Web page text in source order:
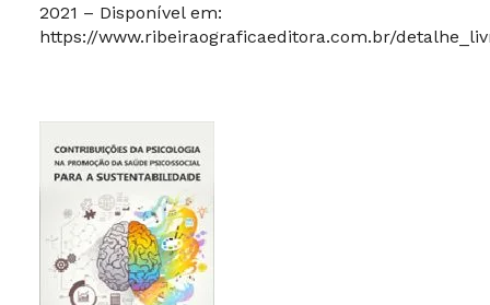
2021 – Disponível em:
https://www.ribeiraograficaeditora.com.br/